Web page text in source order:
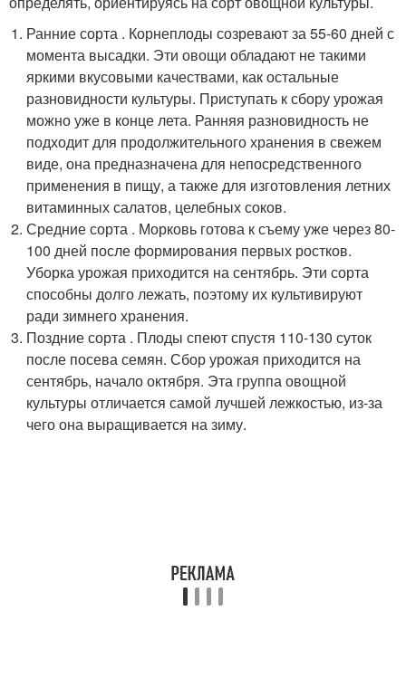
Ранние сорта . Корнеплоды созревают за 55-60 дней с
момента высадки. Эти овощи обладают не такими
яркими вкусовыми качествами, как остальные
разновидности культуры. Приступать к сбору урожая
можно уже в конце лета. Ранняя разновидность не
подходит для продолжительного хранения в свежем
виде, она предназначена для непосредственного
применения в пищу, а также для изготовления летних
витаминных салатов, целебных соков.
Средние сорта . Морковь готова к съему уже через 80-
100 дней после формирования первых ростков.
Уборка урожая приходится на сентябрь. Эти сорта
способны долго лежать, поэтому их культивируют
ради зимнего хранения.
Поздние сорта . Плоды спеют спустя 110-130 суток
после посева семян. Сбор урожая приходится на
сентябрь, начало октября. Эта группа овощной
культуры отличается самой лучшей лежкостью, из-за
чего она выращивается на зиму.